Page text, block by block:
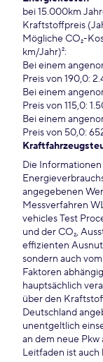
bei 15.000km
Kraftstoffpreis
Mögliche CO₂-
km/Jahr)²:
Bei einem
Preis von 190,0:
Bei einem
Preis von 115,0:
Bei einem
Preis von 50,0:
Die
angegebenen
Messverfahren
vehicles Test
und der CO₂,
effizienten
sondern auch
Faktoren
hauptsächlich
über den
Deutschland
unentgeltlich
an dem neue
Leitfaden ist auch